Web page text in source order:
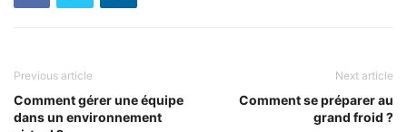
Previous article
Comment gérer une équipe
dans un environnement
Next article
Comment se préparer au
grand froid ?